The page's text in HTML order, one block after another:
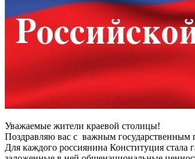
Уважаемые жители краевой столицы!
Поздравляю вас с важным
Для каждого россиянина Конституция стала